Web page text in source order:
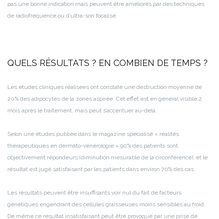
pas une bonne indication mais peuvent être améliorés par des techniques
de radiofréquence ou d’ultra-son focalisé.
QUELS RÉSULTATS ? EN COMBIEN DE TEMPS ?
Les études cliniques réalisées ont constaté une destruction moyenne de
20% des adipocytes de la zones aspirée. Cet effet est en général visible 2
mois après le traitement, mais peut s’accentuer au-delà.
Selon une études publiée dans le magazine spécialisé « réalités
thérapeutiques en dermato-vénérologie » 90% des patients sont
objectivement répondeurs (diminution mesurable de la circonférence), et le
résultat est jugé satisfaisant par les patients dans environ 70% des cas.
Les résultats peuvent être insuffisants voir nul du fait de facteurs
génétiques engendrant des cellules graisseuses moins sensibles au froid.
De même ce résultat insatisfaisant peut être provoqué par une prise de